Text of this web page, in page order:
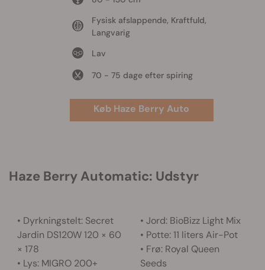
Fysisk afslappende, Kraftfuld,
Langvarig
Lav
70 - 75 dage efter spiring
Køb Haze Berry Auto
Haze Berry Automatic: Udstyr
• Dyrkningstelt: Secret
Jardin DS120W 120 × 60
× 178
• Lys: MIGRO 200+
• Jord: BioBizz Light Mix
• Potte: 11 liters Air-Pot
• Frø: Royal Queen
Seeds